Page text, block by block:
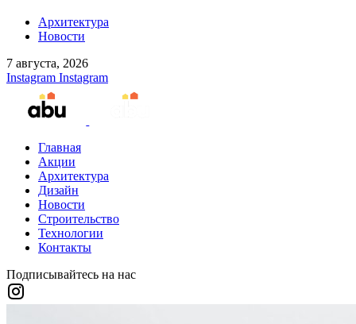
Архитектура
Новости
7 августа, 2026
Instagram Instagram
Главная
Акции
Архитектура
Дизайн
Новости
Строительство
Технологии
Контакты
Подписывайтесь на нас